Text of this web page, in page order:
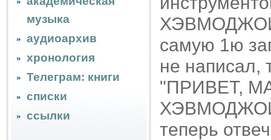
музыка
аудиоархив
хронология
Телеграм: книги
списки
ссылки
ХЭВМОДЖОЙ.
самую 1ю
не написал,
"ПРИВЕТ,
теперь